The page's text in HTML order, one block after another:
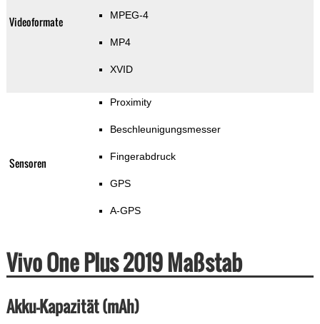
Videoformate MPEG-4
MP4
XVID
Sensoren
Proximity
Beschleunigungsmesser
Fingerabdruck
GPS
A-GPS
Vivo One Plus 2019 Maßstab
Akku-Kapazität (mAh)